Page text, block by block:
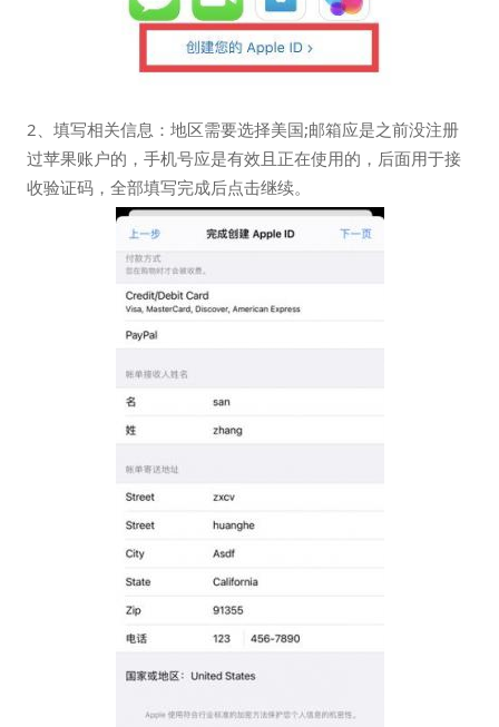
2、填写相关信息：地区需要选择美国;邮箱应是之前没注册
过苹果账户的，手机号应是有效且正在使用的，后面用于接
收验证码，全部填写完成后点击继续。